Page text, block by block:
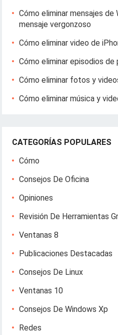
Cómo eliminar mensajes de
mensaje vergonzoso
Cómo eliminar video de
Cómo eliminar episodios
Cómo eliminar fotos y
Cómo eliminar música y
CATEGORÍAS POPULARES
Cómo
Consejos De Oficina
Opiniones
Revisión De Herramientas
Ventanas 8
Publicaciones Destacadas
Consejos De Linux
Ventanas 10
Consejos De Windows Xp
Redes